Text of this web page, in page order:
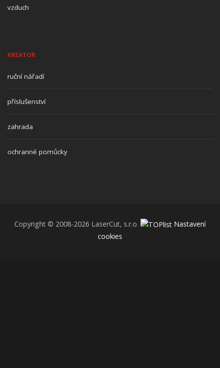
vzduch
KREATOR
ruční nářadí
příslušenství
zahrada
ochranné pomůcky
Copyright © 2008-2026 LaserCut, s.r.o.
Nastavení
cookies